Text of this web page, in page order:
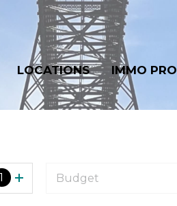
LOCATIONS IMMO PRO
LOCATIONS
VENTES
1 Budget